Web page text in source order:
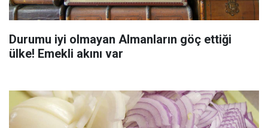
Durumu iyi olmayan Almanların göç ettiği
ülke! Emekli akını var